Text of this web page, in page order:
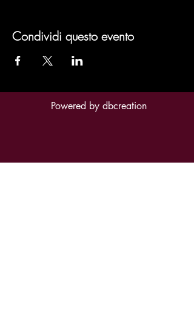
Condividi questo evento
Powered by dbcreation